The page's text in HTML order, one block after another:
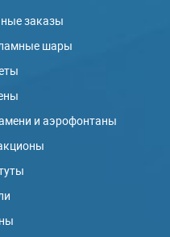
заказы
шары
и аэрофонтаны